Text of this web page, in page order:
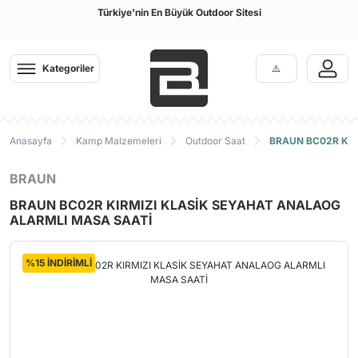
Türkiye'nin En Büyük Outdoor Sitesi
Kategoriler
Anasayfa Kamp Malzemeleri Outdoor Saat BRAUN BC02R
BRAUN
BRAUN BC02R KIRMIZI KLASİK SEYAHAT ANALAOG
ALARMLI MASA SAATİ
%15 İNDİRİMLİ